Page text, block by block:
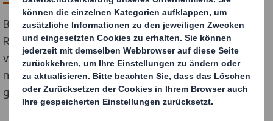
Bei DS Smith erforschen wir, wie Algenfasern als
Rohstoff in Papier- und Verpackungsprodukten
verwendet werden können, da die Nachfrage nach
nachhaltigen Produkten von Kunden und Verbrauchern
gleichermaßen steigt.